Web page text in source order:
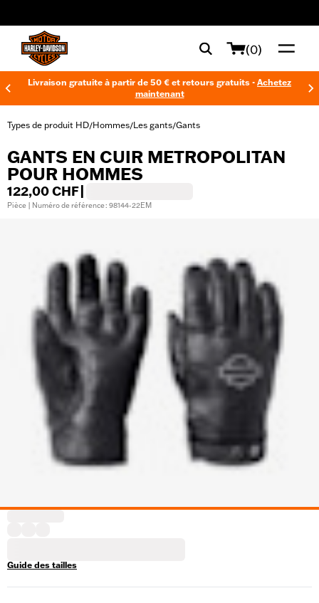
(0)
Livraison gratuite à partir de 50 € et retours gratuits - Achetez
maintenant
Types de produit HD/Hommes/Les gants/Gants
GANTS EN CUIR METROPOLITAN
POUR HOMMES
122,00 CHF
Pièce | Numéro de référence : 98144-22EM
Guide des tailles